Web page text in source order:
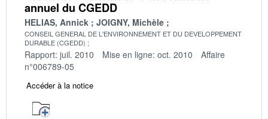
annuel du CGEDD
HELIAS, Annick JOIGNY, Michèle
CONSEIL GENERAL DE L'ENVIRONNEMENT ET DU DEVELOPPEMENT
DURABLE (CGEDD)
Rapport: juil. 2010 Mise en ligne: oct. 2010
Affaire
n°006789-05
Accéder à la notice